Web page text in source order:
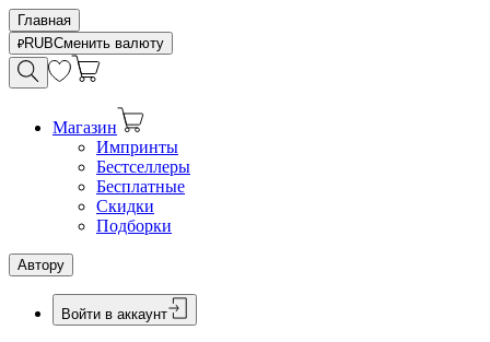
Главная
RUBСменить валюту
Магазин
Импринты
Бестселлеры
Бесплатные
Скидки
Подборки
Автору
Войти в аккаунт